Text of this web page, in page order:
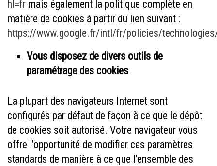
hl=fr mais également la politique complète en
matière de cookies à partir du lien suivant :
https://www.google.fr/intl/fr/policies/
Vous disposez de divers outils de
paramétrage des cookies
La plupart des navigateurs Internet sont
configurés par défaut de façon à ce que le dépôt
de cookies soit autorisé. Votre navigateur vous
offre l’opportunité de modifier ces paramètres
standards de manière à ce que l’ensemble des